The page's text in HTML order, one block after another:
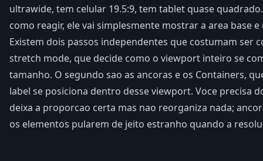
ultrawide, tem celular 19.5:9, tem tablet quase
como reagir, ele vai simplesmente mostrar a area base
Existem dois passos independentes que costumam ser
stretch mode, que decide como o viewport inteiro se
tamanho. O segundo sao as ancoras e os Containers,
label se posiciona dentro desse viewport. Voce precisa
deixa a proporcao certa mas nao reorganiza nada;
os elementos pularem de jeito estranho quando a